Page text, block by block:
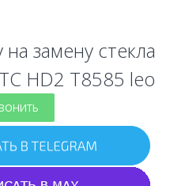
замену стекла
HD2 T8585 leo